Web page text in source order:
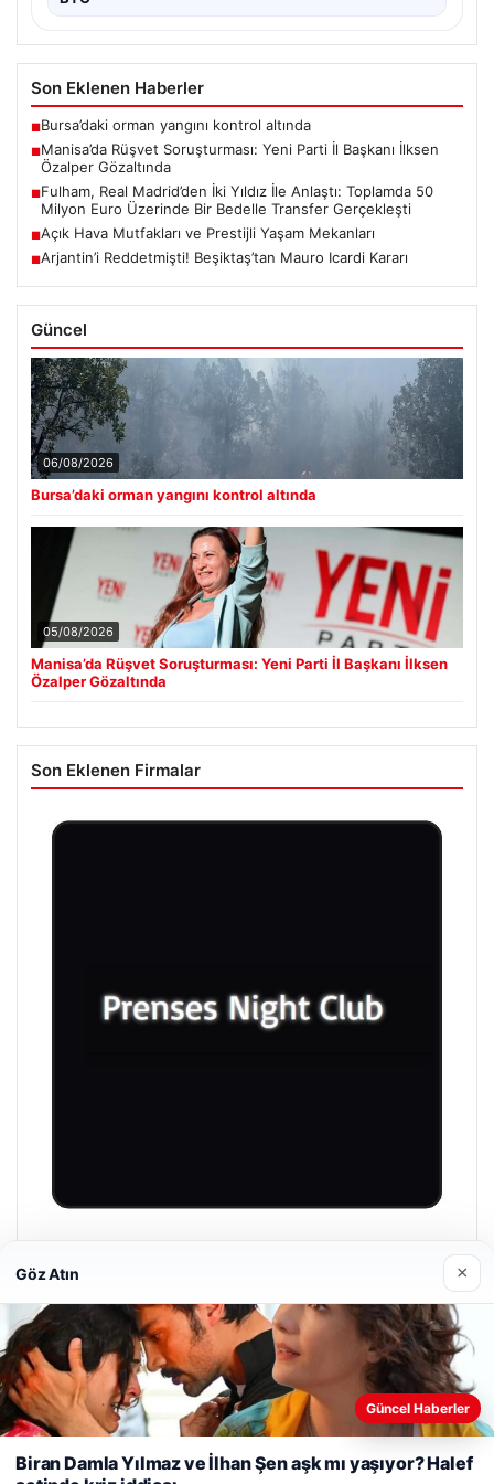
Son Eklenen Haberler
■Bursa’daki orman yangını kontrol altında
■Manisa’da Rüşvet Soruşturması: Yeni Parti İl Başkanı İlksen
Özalper Gözaltında
■Fulham, Real Madrid’den İki Yıldız İle Anlaştı: Toplamda 50
Milyon Euro Üzerinde Bir Bedelle Transfer Gerçekleşti
■Açık Hava Mutfakları ve Prestijli Yaşam Mekanları
■Arjantin’i Reddetmişti! Beşiktaş’tan Mauro Icardi Kararı
Güncel
06/08/2026
Bursa’daki orman yangını kontrol altında
05/08/2026
Manisa’da Rüşvet Soruşturması: Yeni Parti İl Başkanı İlksen
Özalper Gözaltında
Son Eklenen Firmalar
29/04/2026
© 2026 Haber Bakış
Web sitemizi nasıl kullandığınızı daha iyi anlayabilmek,
deneyiminizi kişiselleştirmek ve geliştirmek amacıyla çerezler
kullanıyoruz.
Çerez Politikamız
Göz Atın ×
Güncel Haberler
Biran Damla Yılmaz ve İlhan Şen aşk mı yaşıyor? Halef